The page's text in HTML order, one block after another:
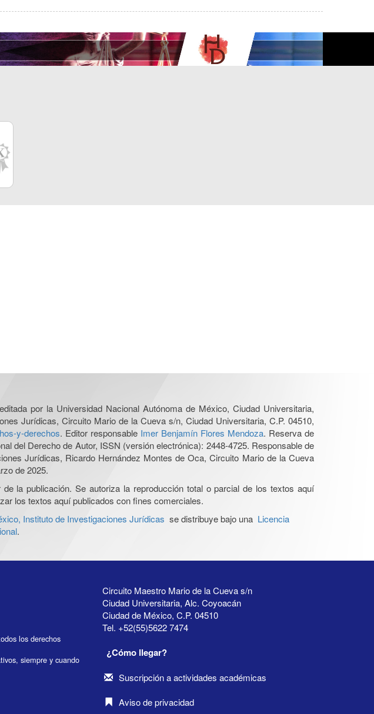
por la Universidad Nacional Autónoma de México, Ciudad Universitaria,
Jurídicas, Circuito Mario de la Cueva s/n, Ciudad Universitaria, C.P. 04510,
y-derechos. Editor responsable Imer Benjamín Flores Mendoza. Reserva de
del Derecho de Autor, ISSN (versión electrónica): 2448-4725. Responsable de
Jurídicas, Ricardo Hernández Montes de Oca, Circuito Mario de la Cueva
de 2025.
la publicación. Se autoriza la reproducción total o parcial de los textos aquí
los textos aquí publicados con fines comerciales.
Instituto de Investigaciones Jurídicas se distribuye bajo una Licencia
.
los derechos
siempre y cuando
Circuito Maestro Mario de la Cueva s/n
Ciudad Universitaria, Alc. Coyoacán
Ciudad de México, C.P. 04510
Tel. +52(55)5622 7474
¿Cómo llegar?
Suscripción a actividades académicas
Aviso de privacidad